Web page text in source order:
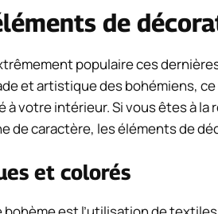
de
populaire ces
et artistique des bohémiens,
votre intérieur. Si vous êtes à la
de caractère, les éléments de
et colorés